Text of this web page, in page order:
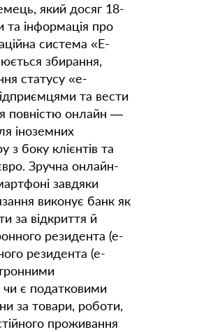
який досяг 18-
та інформація про
система «Е-
збирання,
статусу «е-
та вести
повністю онлайн —
іноземних
з боку клієнтів та
Зручна онлайн-
завдяки
виконує банк як
за відкриття й
резидента (е-
резидента (е-
чи є податковими
за товари, роботи,
проживання